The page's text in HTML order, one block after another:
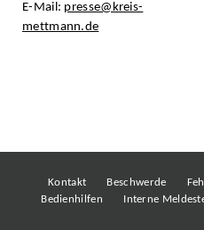
E-Mail: presse@kreis-
mettmann.de
Kontakt Beschwerde
Bedienhilfen
Interne